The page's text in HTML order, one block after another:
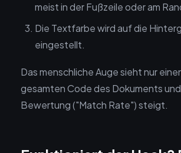
meist in der Fußzeile oder am
Die Textfarbe wird auf die
eingestellt.
Das menschliche Auge sieht nur
gesamten Code des Dokuments
Bewertung ("Match Rate") steigt.